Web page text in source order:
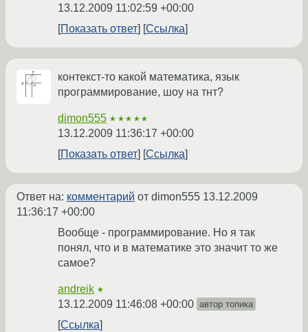
13.12.2009 11:02:59 +00:00
Показать ответ
Ссылка
контекст-то какой математика, язык
программирование, шоу на тнт?
dimon555 ★★★★★
13.12.2009 11:36:17 +00:00
Показать ответ
Ссылка
Ответ на: комментарий от dimon555 13.12.2009
11:36:17 +00:00
Вообще - программирование. Но я так
понял, что и в математике это значит то же
самое?
andreik ★
13.12.2009 11:46:08 +00:00 автор топика
Ссылка